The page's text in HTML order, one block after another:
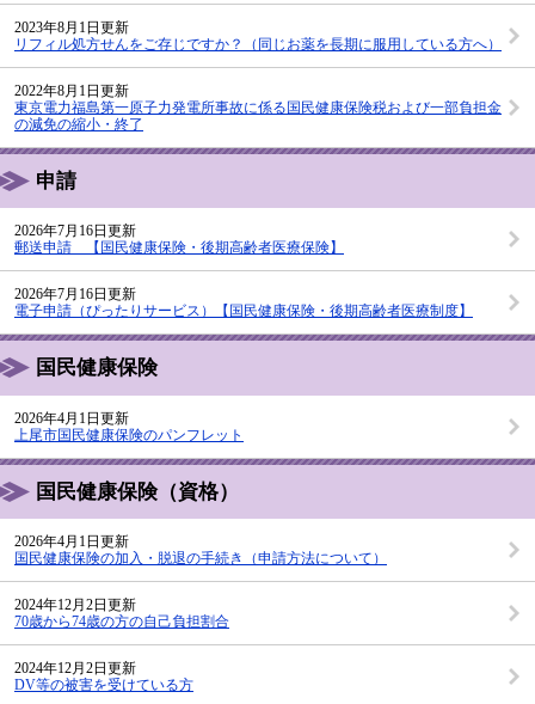
2023年8月1日更新
リフィル処方せんをご存じですか？（同じお薬を長期に服用している方へ）
2022年8月1日更新
東京電力福島第一原子力発電所事故に係る国民健康保険税および一部負担金
の減免の縮小・終了
申請
2026年7月16日更新
郵送申請 【国民健康保険・後期高齢者医療保険】
2026年7月16日更新
電子申請（ぴったりサービス）【国民健康保険・後期高齢者医療制度】
国民健康保険
2026年4月1日更新
上尾市国民健康保険のパンフレット
国民健康保険（資格）
2026年4月1日更新
国民健康保険の加入・脱退の手続き（申請方法について）
2024年12月2日更新
70歳から74歳の方の自己負担割合
2024年12月2日更新
DV等の被害を受けている方